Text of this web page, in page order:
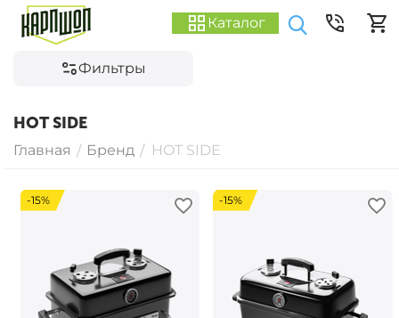
Каталог
Фильтры
HOT SIDE
Главная / Бренд / HOT SIDE
-15% -15%